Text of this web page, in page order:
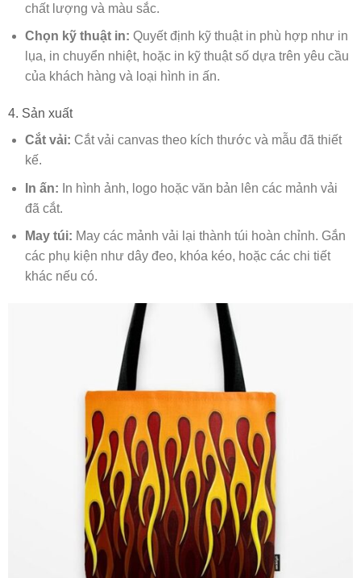
chất lượng và màu sắc.
Chọn kỹ thuật in: Quyết định kỹ thuật in phù hợp như in
lụa, in chuyển nhiệt, hoặc in kỹ thuật số dựa trên yêu cầu
của khách hàng và loại hình in ấn.
4. Sản xuất
Cắt vải: Cắt vải canvas theo kích thước và mẫu đã thiết
kế.
In ấn: In hình ảnh, logo hoặc văn bản lên các mảnh vải
đã cắt.
May túi: May các mảnh vải lại thành túi hoàn chỉnh. Gắn
các phụ kiện như dây đeo, khóa kéo, hoặc các chi tiết
khác nếu có.